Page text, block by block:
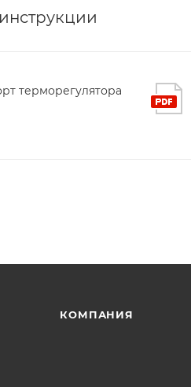
терморегулятора
КОМПАНИЯ